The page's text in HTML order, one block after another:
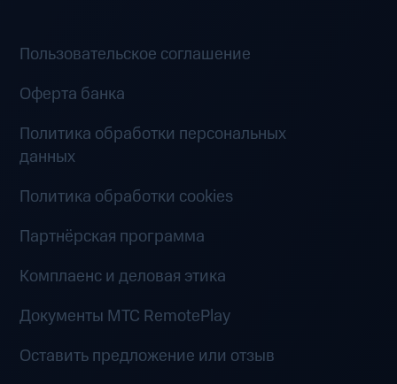
Пользовательское соглашение
Оферта банка
Политика обработки персональных
данных
Политика обработки cookies
Партнёрская программа
Комплаенс и деловая этика
Документы MTC RemotePlay
Оставить предложение или отзыв